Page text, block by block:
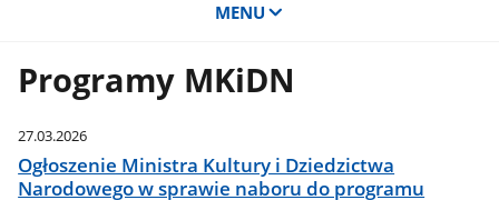
MENU
Programy MKiDN
27.03.2026
Ogłoszenie Ministra Kultury i Dziedzictwa
Narodowego w sprawie naboru do programu